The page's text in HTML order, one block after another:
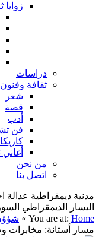
زوايا
دراسات
ثقافة وفنون
شعر
قصة
أدب
فن
أغاني
من نحن
اتصل بنا
مدنية ديمقراطية عدالة
اليسار الديمقراطي السوري العدد 1250
You are at: Home
»
مسار أستانة: مخابرات